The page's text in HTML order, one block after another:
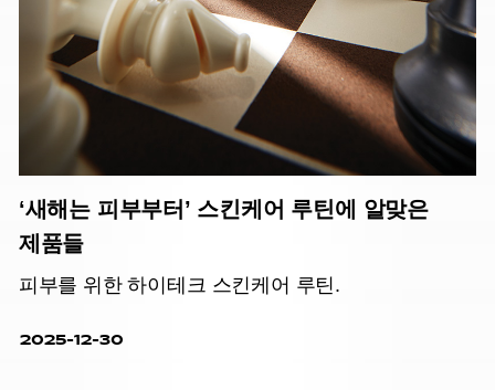
‘새해는 피부부터’ 스킨케어 루틴에 알맞은
제품들
피부를 위한 하이테크 스킨케어 루틴.
2025-12-30